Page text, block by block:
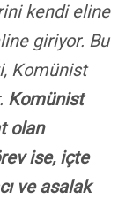
kendi eline
giriyor. Bu
Komünist
Komünist
olan
ise, içte
ve asalak